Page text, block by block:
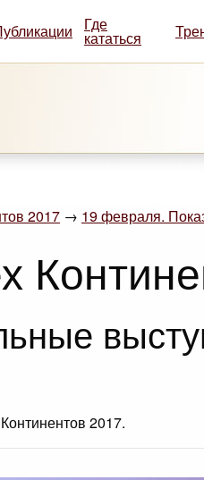
Где
кататься
2017 → 19 февраля.
2017.